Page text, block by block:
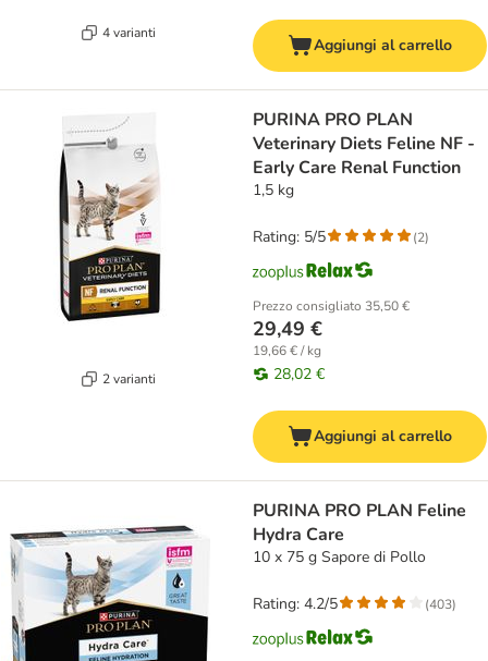
4 varianti
Aggiungi al carrello
2 varianti
PURINA PRO PLAN
Veterinary Diets Feline NF -
Early Care Renal Function
1,5 kg
Prezzo consigliato 35,50 €
29,49 €
19,66 € / kg
28,02 €
Rating: 5/5 (2)
Aggiungi al carrello
PURINA PRO PLAN Feline
Hydra Care
10 x 75 g Sapore di Pollo
Rating: 4.2/5 (403)